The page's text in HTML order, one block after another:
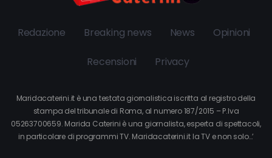
Redazione Breaking news News Opinioni
Recensioni Privacy
Maridacaterini.it è una testata giornalistica iscritta al registro della
stampa del tribunale di Roma, al numero 187/2015 – P.Iva
05263700659. Marida Caterini è una giornalista, esperta di spettacoli,
in particolare di programmi TV. Maridacaterini.it la TV e non solo…’